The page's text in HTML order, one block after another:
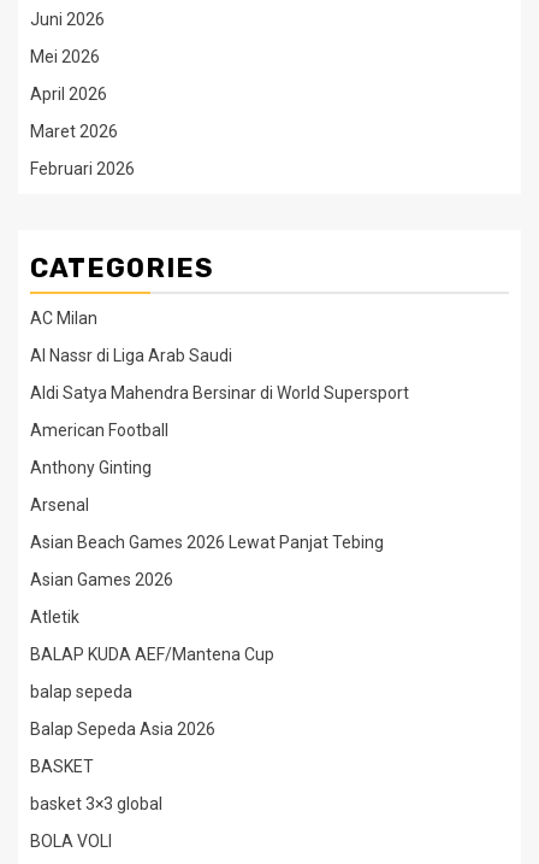
Juni 2026
Mei 2026
April 2026
Maret 2026
Februari 2026
CATEGORIES
AC Milan
Al Nassr di Liga Arab Saudi
Aldi Satya Mahendra Bersinar di World Supersport
American Football
Anthony Ginting
Arsenal
Asian Beach Games 2026 Lewat Panjat Tebing
Asian Games 2026
Atletik
BALAP KUDA AEF/Mantena Cup
balap sepeda
Balap Sepeda Asia 2026
BASKET
basket 3×3 global
BOLA VOLI